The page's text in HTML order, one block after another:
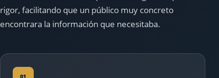
rigor, facilitando que un público muy concreto
encontrara la información que necesitaba.
01